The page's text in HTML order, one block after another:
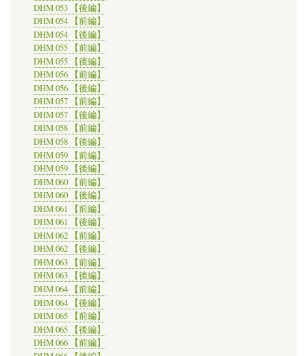
DHM 053 【後編】
DHM 054 【前編】
DHM 054 【後編】
DHM 055 【前編】
DHM 055 【後編】
DHM 056 【前編】
DHM 056 【後編】
DHM 057 【前編】
DHM 057 【後編】
DHM 058 【前編】
DHM 058 【後編】
DHM 059 【前編】
DHM 059 【後編】
DHM 060 【前編】
DHM 060 【後編】
DHM 061 【前編】
DHM 061 【後編】
DHM 062 【前編】
DHM 062 【後編】
DHM 063 【前編】
DHM 063 【後編】
DHM 064 【前編】
DHM 064 【後編】
DHM 065 【前編】
DHM 065 【後編】
DHM 066 【前編】